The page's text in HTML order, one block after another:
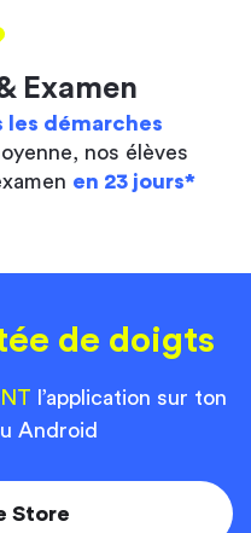
Examen
les démarches
nos élèves
en 23 jours*
de doigts
l’application sur ton
Android
Store